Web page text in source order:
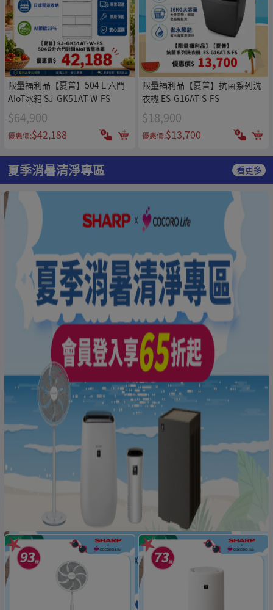
限量福利品【夏普】504Ｌ六門
AIoT冰箱 SJ-GK51AT-W-FS
$64,900
優惠價:$42,188
限量福利品【夏普】抗菌系列洗
衣機 ES-G16AT-S-FS
$18,900
優惠價:$13,700
夏季消暑清淨專區 看更多